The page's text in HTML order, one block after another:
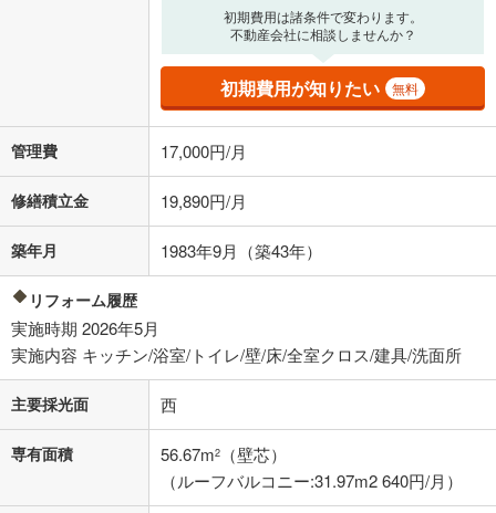
の金融機関等における貸出金利を何ら保証するものではありません。返
済方法「元利均等返済」にて算出しております。入力された金利を35年
適用した場合の計算結果を表示しています。
その他月額費用や、初期費用がかかります。ご注意ください。実際にお
借り入れの際は各金融機関等に、必ずご自身でご確認をお願いいたしま
不動産会社に購入相談をする
閉じる
初期費用は諸条件で変わります。
不動産会社に相談しませんか？
初期費用が知りたい 無料
管理費 17,000円/月
修繕積立金 19,890円/月
築年月 1983年9月（築43年）
リフォーム履歴
実施時期 2026年5月
実施内容 キッチン/浴室/トイレ/壁/床/全室クロス/建具/洗面所
主要採光面 西
専有面積 56.67m2
（壁芯）
（ルーフバルコニー:31.97m2 640円/月）